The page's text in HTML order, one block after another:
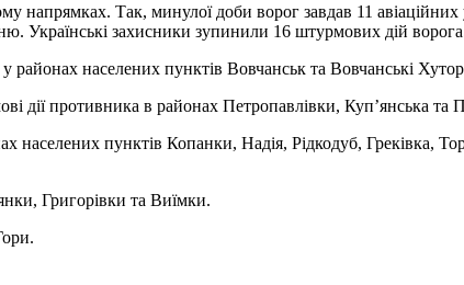
Так, минулої доби ворог завдав 11
Українські захисники зупинили 16 штурмових дій
у районах населених пунктів Вовчанськ та Вовчанські
дії противника в районах Петропавлівки, Куп’янська та
пунктів Копанки, Надія, Рідкодуб, Греківка,
Григорівки та Виїмки.